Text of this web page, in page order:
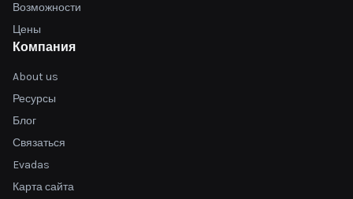
Возможности
Цены
Компания
About us
Ресурсы
Блог
Связаться
Evadas
Карта сайта